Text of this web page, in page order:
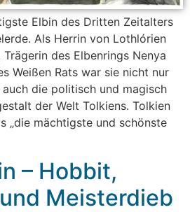
Elbin des Dritten Zeitalters
Als Herrin von Lothlórien
des Elbenrings Nenya
Weißen Rats war sie nicht nur
die politisch und magisch
der Welt Tolkiens. Tolkien
„die mächtigste und schönste
– Hobbit,
Meisterdieb